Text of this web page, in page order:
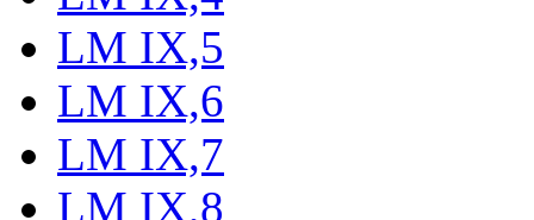
LM IX,5
LM IX,6
LM IX,7
LM IX,8